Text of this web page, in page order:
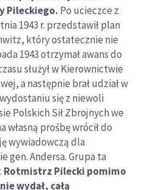
Pileckiego. Po ucieczce z
1943 r. przedstawił plan
który ostatecznie nie
1943 otrzymał awans do
służył w Kierownictwie
a następnie brał udział w
się z niewoli
Polskich Sił Zbrojnych we
własną prośbę wrócił do
wywiadowczą dla
gen. Andersa. Grupa ta
Rotmistrz Pilecki pomimo
wydał, całą